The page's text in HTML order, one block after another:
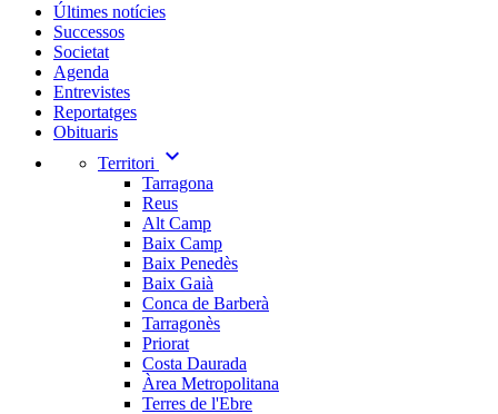
Últimes notícies
Successos
Societat
Agenda
Entrevistes
Reportatges
Obituaris
Territori
expand_more
Tarragona
Reus
Alt Camp
Baix Camp
Baix Penedès
Baix Gaià
Conca de Barberà
Tarragonès
Priorat
Costa Daurada
Àrea Metropolitana
Terres de l'Ebre